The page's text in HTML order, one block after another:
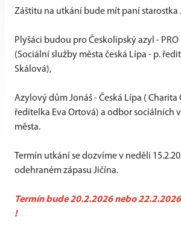
Záštitu na utkání bude mít paní starostka
Plyšáci budou pro Českolipský azyl - PRO
(Sociální služby města česká Lípa - p.
Skálová),
Azylový dům Jonáš - Česká Lípa ( Charita
ředitelka Eva Ortová) a odbor sociálních
města.
Termín utkání se dozvíme v neděli
odehraném zápasu Jičína.
Termín bude 20.2.2026 nebo
!